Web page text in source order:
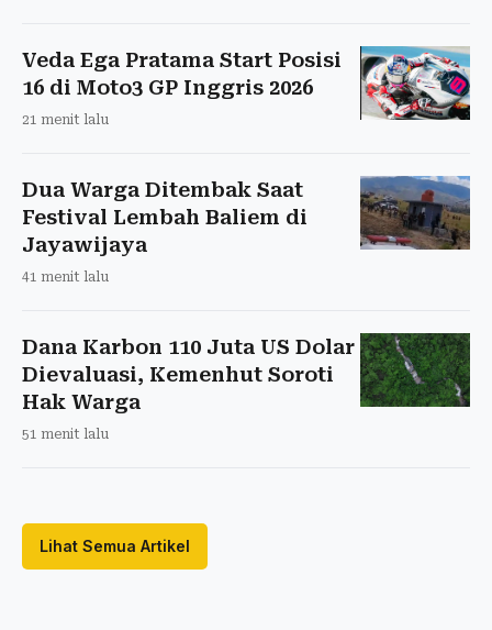
Veda Ega Pratama Start Posisi
16 di Moto3 GP Inggris 2026
21 menit lalu
Dua Warga Ditembak Saat
Festival Lembah Baliem di
Jayawijaya
41 menit lalu
Dana Karbon 110 Juta US Dolar
Dievaluasi, Kemenhut Soroti
Hak Warga
51 menit lalu
Lihat Semua Artikel